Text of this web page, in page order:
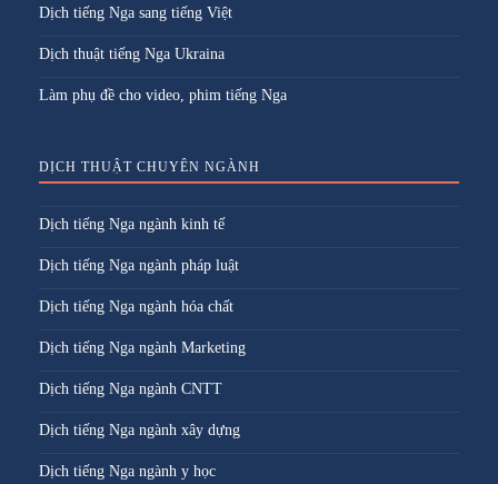
Dịch tiếng Nga sang tiếng Việt
Dịch thuật tiếng Nga Ukraina
Làm phụ đề cho video, phim tiếng Nga
DỊCH THUẬT CHUYÊN NGÀNH
Dịch tiếng Nga ngành kinh tế
Dịch tiếng Nga ngành pháp luật
Dịch tiếng Nga ngành hóa chất
Dịch tiếng Nga ngành Marketing
Dịch tiếng Nga ngành CNTT
Dịch tiếng Nga ngành xây dựng
Dịch tiếng Nga ngành y học